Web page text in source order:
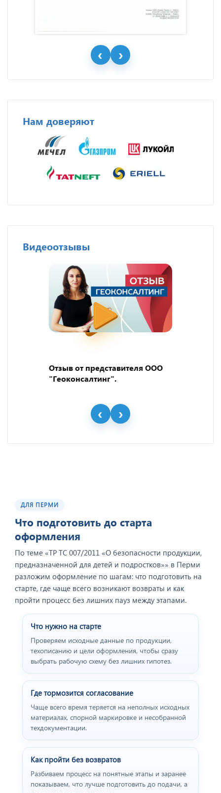
Нам доверяют
Видеоотзывы
Отзыв от представителя ООО
"Геоконсалтинг".
ДЛЯ ПЕРМИ
Что подготовить до старта
оформления
По теме «ТР ТС 007/2011 «О безопасности продукции,
предназначенной для детей и подростков»» в Перми
разложим оформление по шагам: что подготовить на
старте, где чаще всего возникают возвраты и как
пройти процесс без лишних пауз между этапами.
Что нужно на старте
Проверяем исходные данные по продукции,
техописанию и цели оформления, чтобы сразу
выбрать рабочую схему без лишних гипотез.
Где тормозится согласование
Чаще всего время теряется на неполных исходных
материалах, спорной маркировке и несобранной
техдокументации.
Как пройти без возвратов
Разбиваем процесс на понятные этапы и заранее
показываем, что лучше подготовить до подачи, а